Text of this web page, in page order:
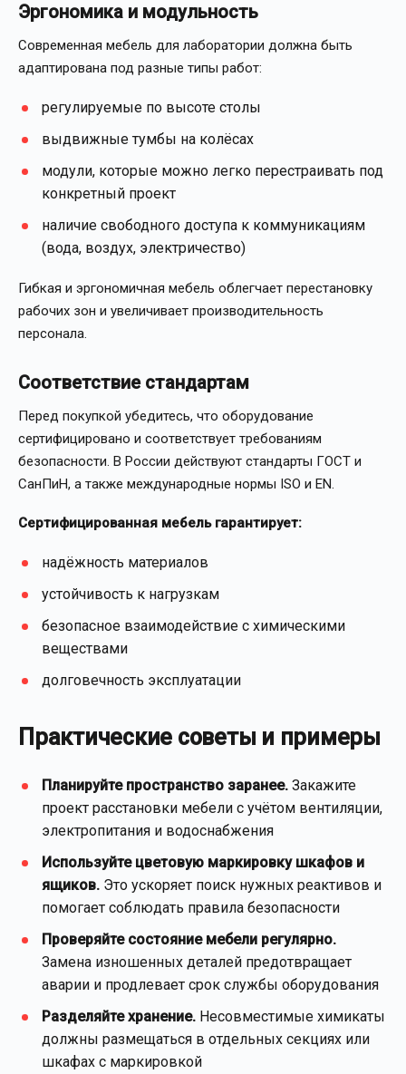
Эргономика и модульность
Современная мебель для лаборатории должна быть
адаптирована под разные типы работ:
регулируемые по высоте столы
выдвижные тумбы на колёсах
модули, которые можно легко перестраивать под
конкретный проект
наличие свободного доступа к коммуникациям
(вода, воздух, электричество)
Гибкая и эргономичная мебель облегчает перестановку
рабочих зон и увеличивает производительность
персонала.
Соответствие стандартам
Перед покупкой убедитесь, что оборудование
сертифицировано и соответствует требованиям
безопасности. В России действуют стандарты ГОСТ и
СанПиН, а также международные нормы ISO и EN.
Сертифицированная мебель гарантирует:
надёжность материалов
устойчивость к нагрузкам
безопасное взаимодействие с химическими
веществами
долговечность эксплуатации
Практические советы и примеры
Планируйте пространство заранее. Закажите
проект расстановки мебели с учётом вентиляции,
электропитания и водоснабжения
Используйте цветовую маркировку шкафов и
ящиков. Это ускоряет поиск нужных реактивов и
помогает соблюдать правила безопасности
Проверяйте состояние мебели регулярно.
Замена изношенных деталей предотвращает
аварии и продлевает срок службы оборудования
Разделяйте хранение. Несовместимые химикаты
должны размещаться в отдельных секциях или
шкафах с маркировкой